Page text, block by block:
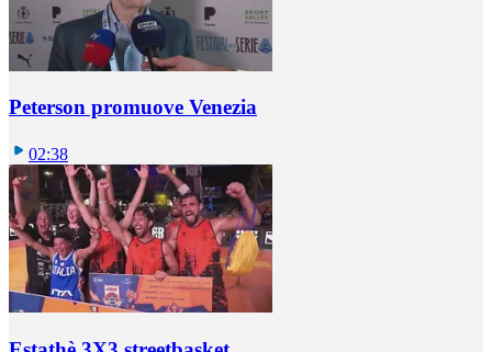
Peterson promuove Venezia
02:38